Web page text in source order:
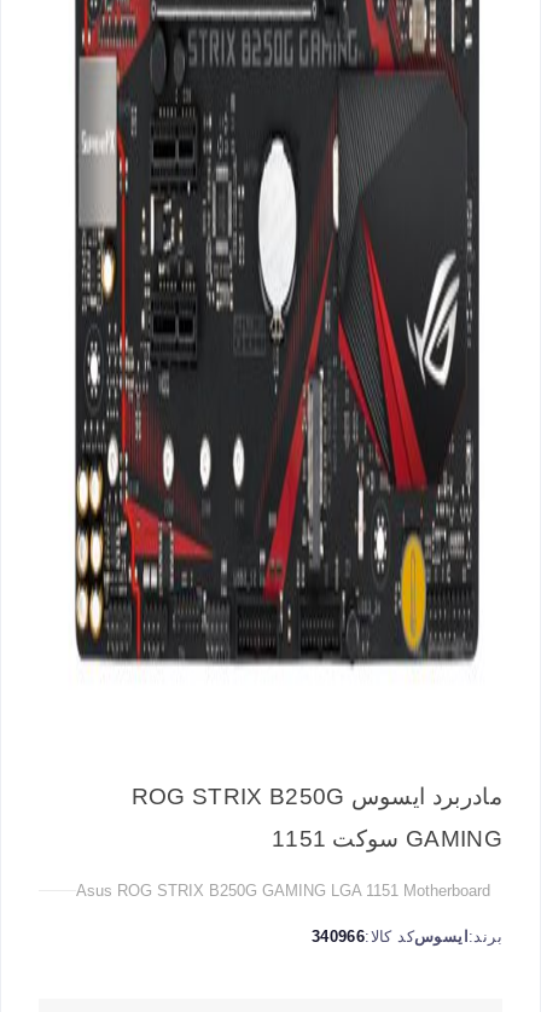
مادربرد ایسوس ROG STRIX B250G
GAMING سوکت 1151
Asus ROG STRIX B250G GAMING LGA 1151 Motherboard
برند:ایسوسکد کالا:340966